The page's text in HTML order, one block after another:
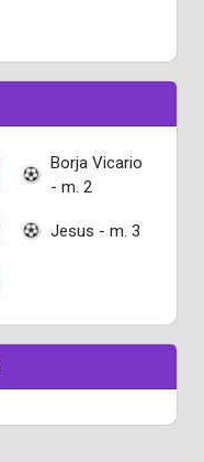
Borja Vicario
- m. 2
Jesus - m. 3